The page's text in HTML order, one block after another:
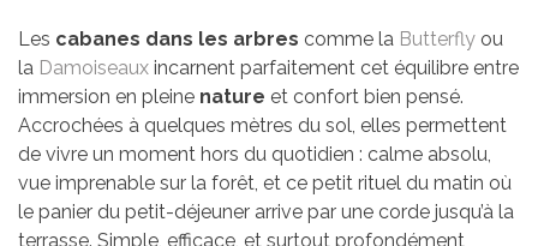
Les cabanes dans les arbres comme la Butterfly ou
la Damoiseaux incarnent parfaitement cet équilibre entre
immersion en pleine nature et confort bien pensé.
Accrochées à quelques mètres du sol, elles permettent
de vivre un moment hors du quotidien : calme absolu,
vue imprenable sur la forêt, et ce petit rituel du matin où
le panier du petit-déjeuner arrive par une corde jusqu’à la
terrasse. Simple, efficace, et surtout profondément